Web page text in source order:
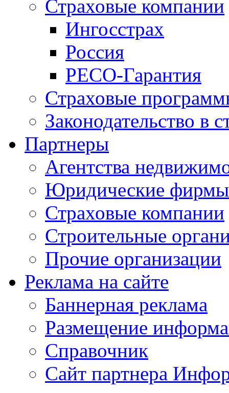
Страховые компании
Ингосстрах
Россия
РЕСО-Гарантия
Страховые
Законодательство в
Партнеры
Агентства
Юридические фирмы
Страховые компании
Строительные
Прочие организации
Реклама на сайте
Баннерная реклама
Размещение
Справочник
Сайт партнера